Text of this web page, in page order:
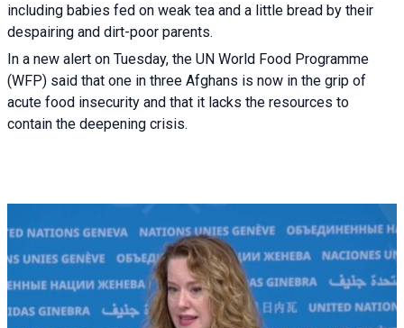
including babies fed on weak tea and a little bread by their
despairing and dirt-poor parents.
In a new alert on Tuesday, the UN World Food Programme
(WFP) said that one in three Afghans is now in the grip of
acute food insecurity and that it lacks the resources to
contain the deepening crisis.